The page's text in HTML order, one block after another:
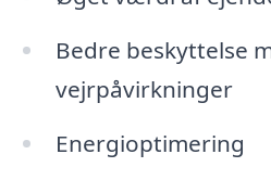
Bedre beskyttelse
vejrpåvirkninger
Energioptimering